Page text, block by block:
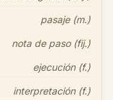
pasaje (m.)
nota de paso (fij.)
ejecución (f.)
interpretación (f.)